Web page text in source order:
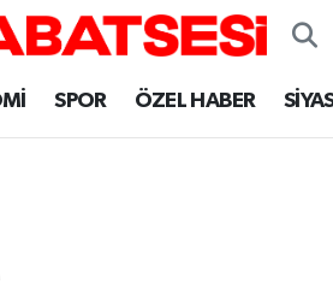
SPOR ÖZEL HABER
Haritası